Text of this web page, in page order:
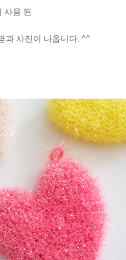
사용 된
과 사진이 나옵니다. ^^